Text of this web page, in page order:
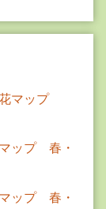
マップ
ップ 春・
ップ 春・